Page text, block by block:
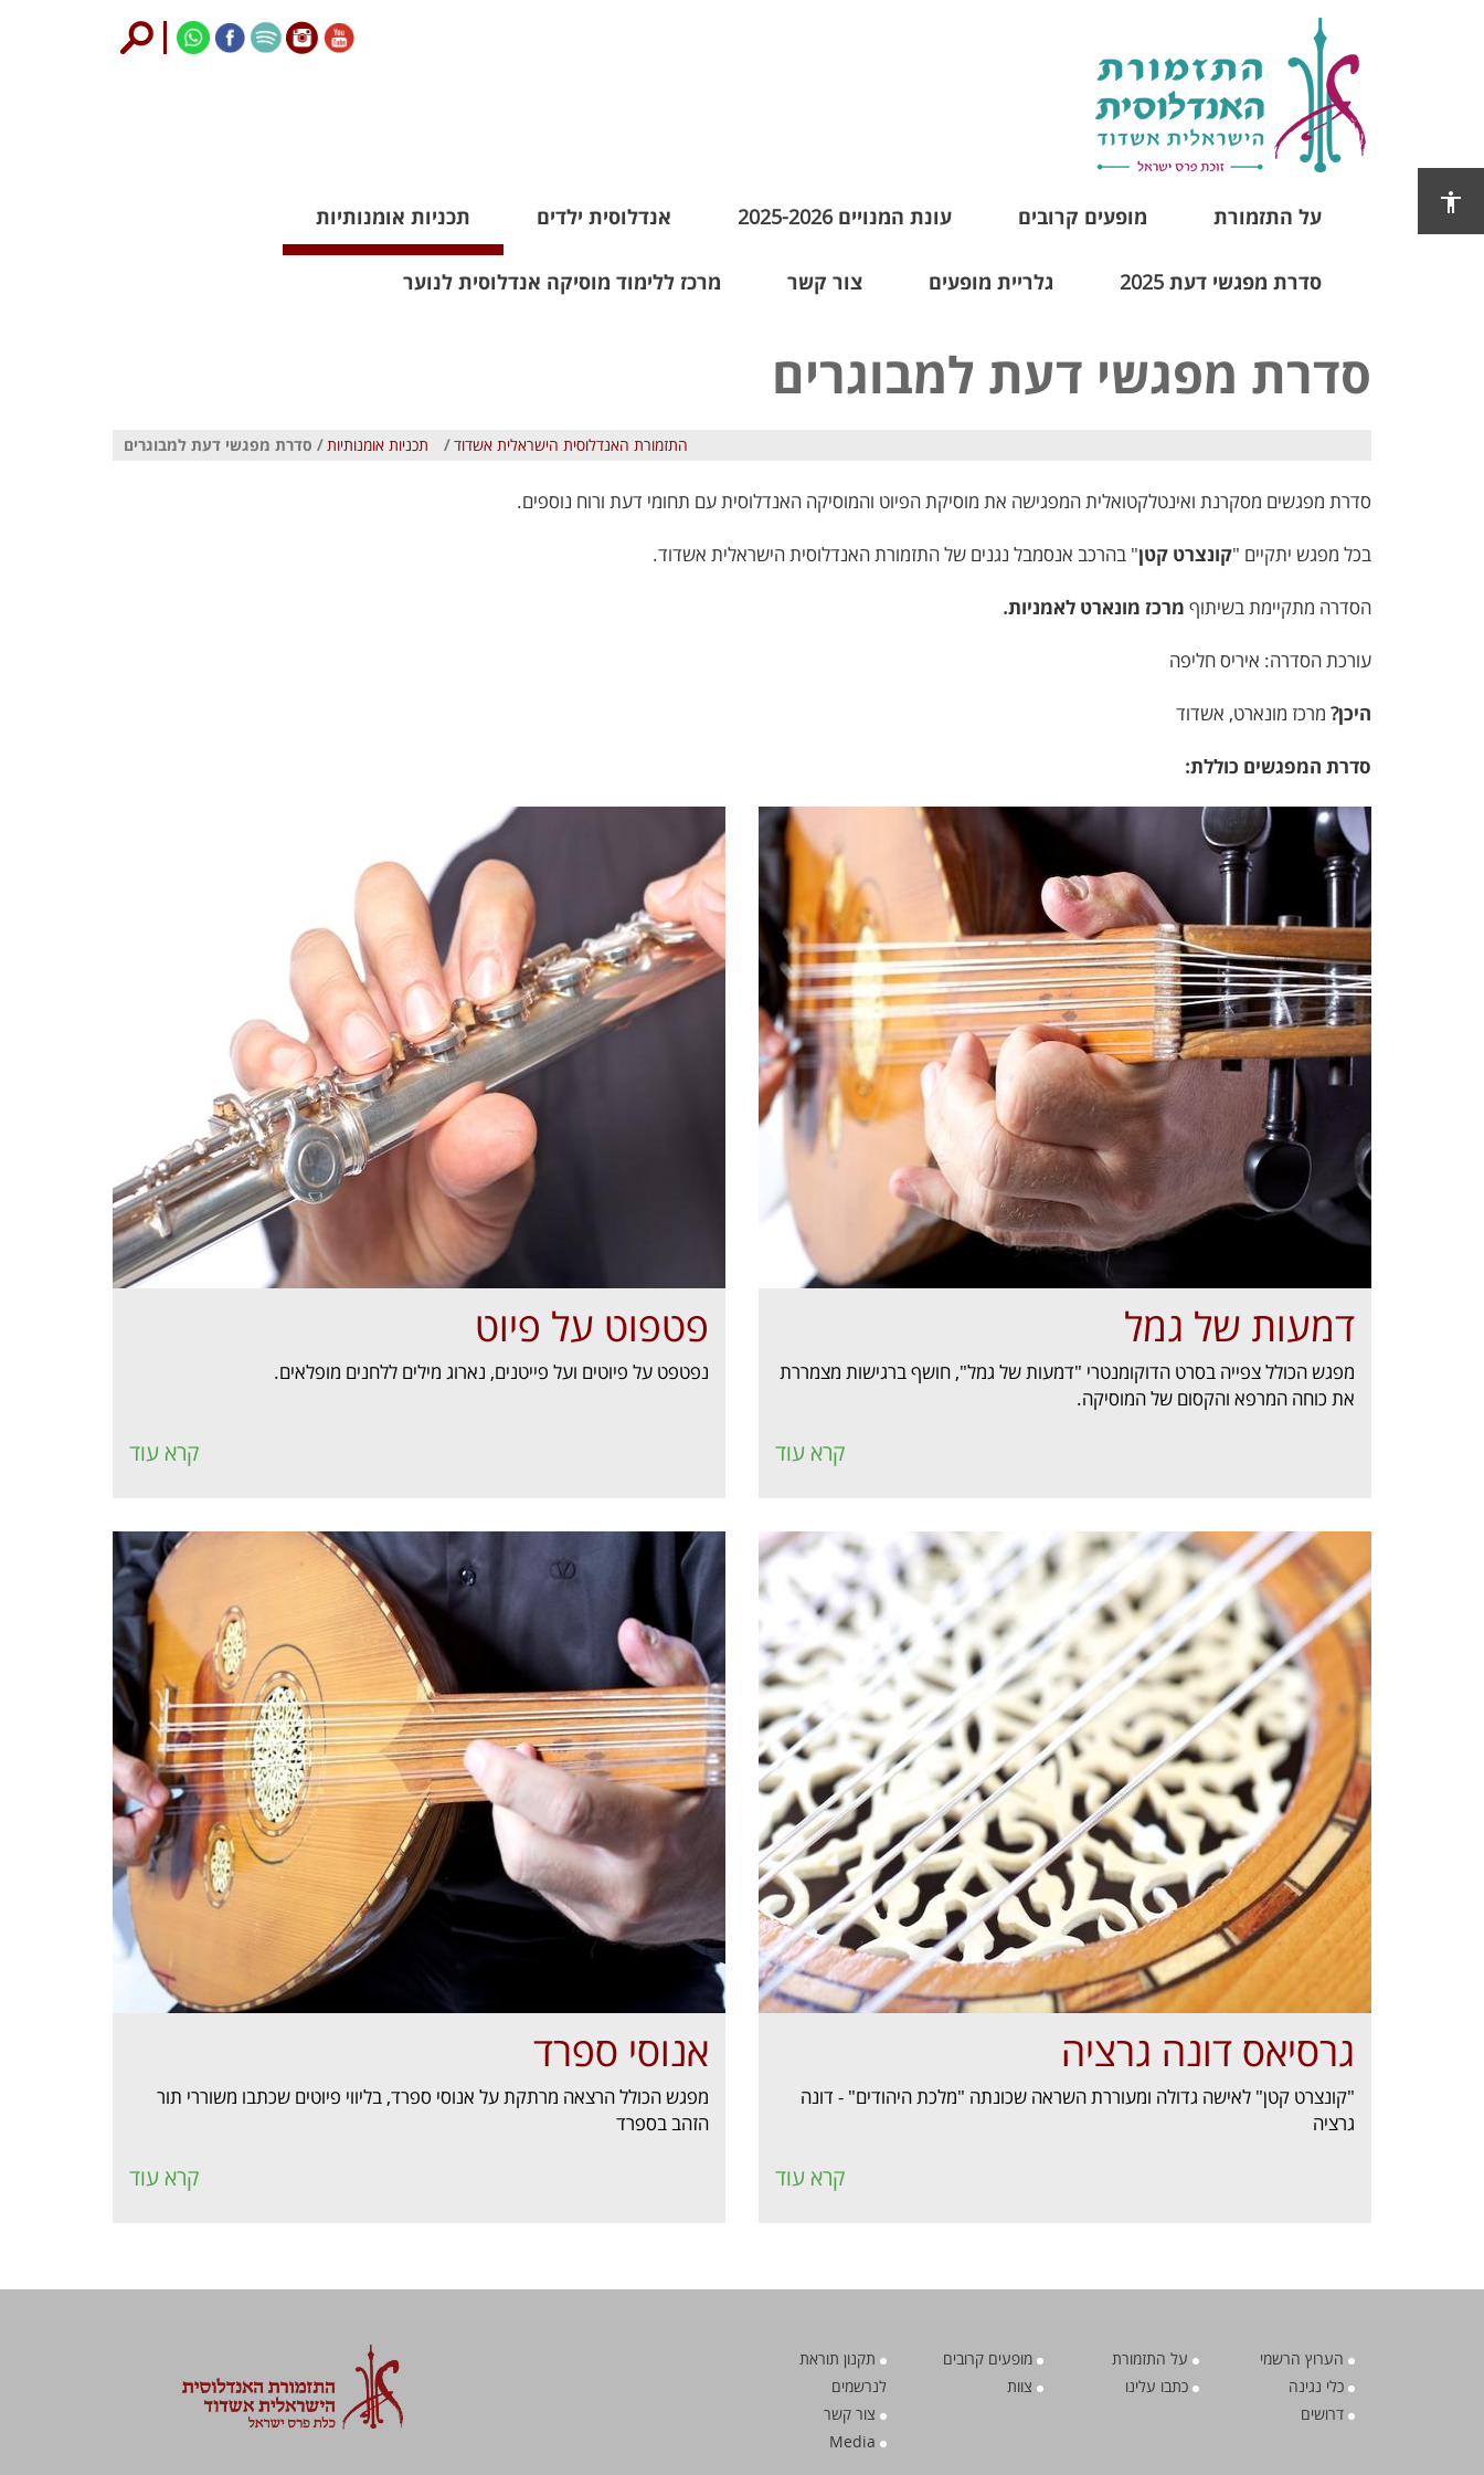
על התזמורת מופעים קרובים עונת המנויים 2025-2026 אנדלוסית ילדים תכניות אומנותיות
סדרת מפגשי דעת 2025 גלריית מופעים צור קשר מרכז ללימוד מוסיקה אנדלוסית לנוער
סדרת מפגשי דעת למבוגרים
התזמורת האנדלוסית הישראלית אשדוד/ תכניות אומנותיות/ סדרת מפגשי דעת למבוגרים
סדרת מפגשים מסקרנת ואינטלקטואלית המפגישה את מוסיקת הפיוט והמוסיקה האנדלוסית עם תחומי דעת ורוח נוספים.
בכל מפגש יתקיים "קונצרט קטן" בהרכב אנסמבל נגנים של התזמורת האנדלוסית הישראלית אשדוד.
הסדרה מתקיימת בשיתוף מרכז מונארט לאמניות.
עורכת הסדרה: איריס חליפה
היכן? מרכז מונארט, אשדוד
סדרת המפגשים כוללת:
דמעות של גמל
מפגש הכולל צפייה בסרט הדוקומנטרי "דמעות של גמל", חושף ברגישות מצמררת
את כוחה המרפא והקסום של המוסיקה.
קרא עוד
פטפוט על פיוט
נפטפט על פיוטים ועל פייטנים, נארוג מילים ללחנים מופלאים.
קרא עוד
גרסיאס דונה גרציה
"קונצרט קטן" לאישה גדולה ומעוררת השראה שכונתה "מלכת היהודים" - דונה
גרציה
קרא עוד
אנוסי ספרד
מפגש הכולל הרצאה מרתקת על אנוסי ספרד, בליווי פיוטים שכתבו משוררי תור
הזהב בספרד
קרא עוד
הערוץ הרשמי
כלי נגינה
דרושים
על התזמורת
כתבו עלינו
מופעים קרובים
צוות
תקנון תוראת
לנרשמים
צור קשר
Media